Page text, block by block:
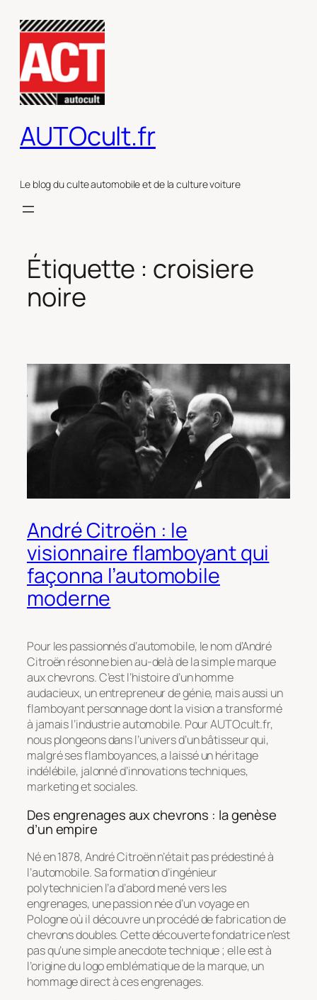
contenu
AUTOcult.fr
Le blog du culte automobile et de la culture voiture
Étiquette : croisiere
noire
André Citroën : le
visionnaire flamboyant qui
façonna l’automobile
moderne
Pour les passionnés d’automobile, le nom d’André
Citroën résonne bien au-delà de la simple marque
aux chevrons. C’est l’histoire d’un homme
audacieux, un entrepreneur de génie, mais aussi un
flamboyant personnage dont la vision a transformé
à jamais l’industrie automobile. Pour AUTOcult.fr,
nous plongeons dans l’univers d’un bâtisseur qui,
malgré ses flamboyances, a laissé un héritage
indélébile, jalonné d’innovations techniques,
marketing et sociales.
Des engrenages aux chevrons : la genèse
d’un empire
Né en 1878, André Citroën n’était pas prédestiné à
l’automobile. Sa formation d’ingénieur
polytechnicien l’a d’abord mené vers les
engrenages, une passion née d’un voyage en
Pologne où il découvre un procédé de fabrication de
chevrons doubles. Cette découverte fondatrice n’est
pas qu’une simple anecdote technique ; elle est à
l’origine du logo emblématique de la marque, un
hommage direct à ces engrenages.